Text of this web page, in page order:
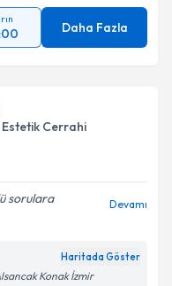
Daha Fazla
Cerrahi
sorulara
Devamı
Haritada Göster
Konak İzmir